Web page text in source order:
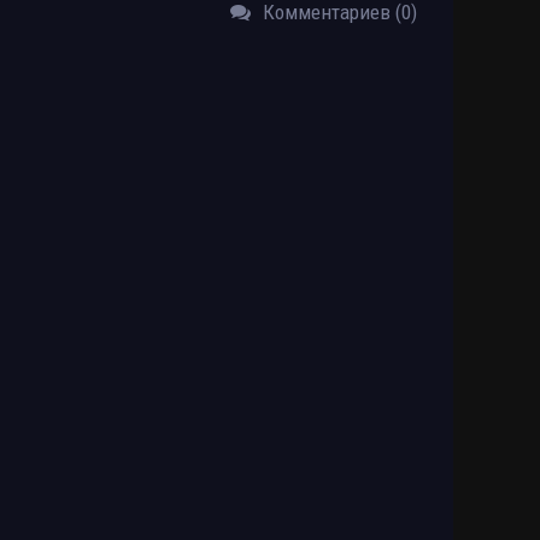
Комментариев (0)